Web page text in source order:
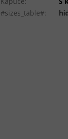
#sizes_table#: